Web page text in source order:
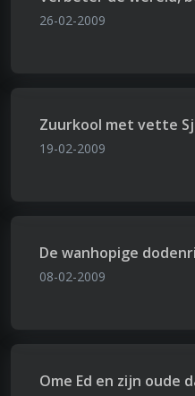
26-02-2009
Zuurkool met vette
19-02-2009
De wanhopige
08-02-2009
Ome Ed en zijn oude